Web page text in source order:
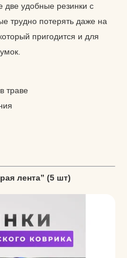
две удобные резинки с
трудно потерять даже на
пригодится и для
траве
лента” (5 шт)